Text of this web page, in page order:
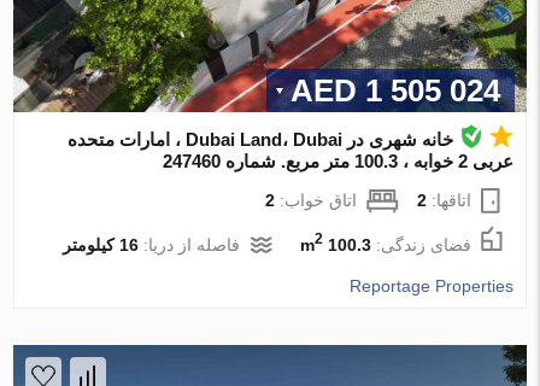
1 505 024 AED
خانه شهری در Dubai Land، Dubai ، امارات متحده
عربی 2 خوابه ، 100.3 متر مربع. شماره 247460
اتاقها:2 اتاق خواب:2
فضای زندگی:100.3 m
2 فاصله از دریا:16 کیلومتر
Reportage Properties